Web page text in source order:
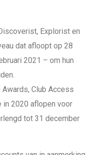
Explorist en
dat afloopt op 28
2021 – om hun
Club Access
in 2020 aflopen voor
tot 31 december